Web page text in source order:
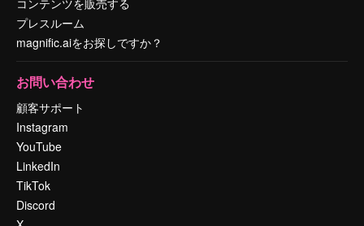
プレスルーム
magnific.aiをお探しですか？
お問い合わせ
顧客サポート
Instagram
YouTube
LinkedIn
TikTok
Discord